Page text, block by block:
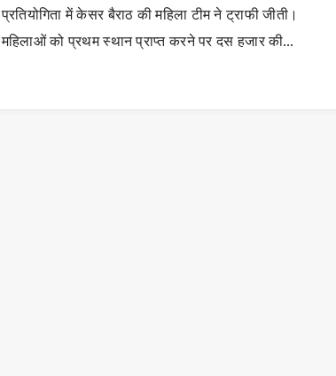
प्रतियोगिता में केसर बैराठ की महिला टीम ने ट्राफी जीती।
महिलाओं को प्रथम स्थान प्राप्त करने पर दस हजार की…